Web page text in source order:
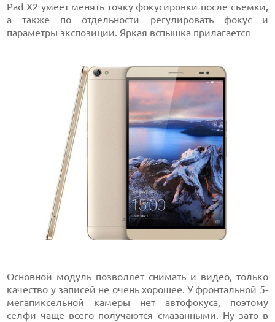
Pad X2 умеет менять точку фокусировки после съемки,
а также по отдельности регулировать фокус и
параметры экспозиции. Яркая вспышка прилагается
Основной модуль позволяет снимать и видео, только
качество у записей не очень хорошее. У фронтальной 5-
мегапиксельной камеры нет автофокуса, поэтому
селфи чаще всего получаются смазанными. Ну зато в